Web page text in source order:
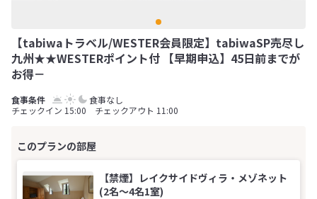
【tabiwaトラベル/WESTER会員限定】tabiwaSP売尽し
九州★★WESTERポイント付 【早期申込】45日前までが
お得－
食事なし
チェックイン 15:00 チェックアウト 11:00
【禁煙】レイクサイドヴィラ・メゾネット
(2名～4名1室)